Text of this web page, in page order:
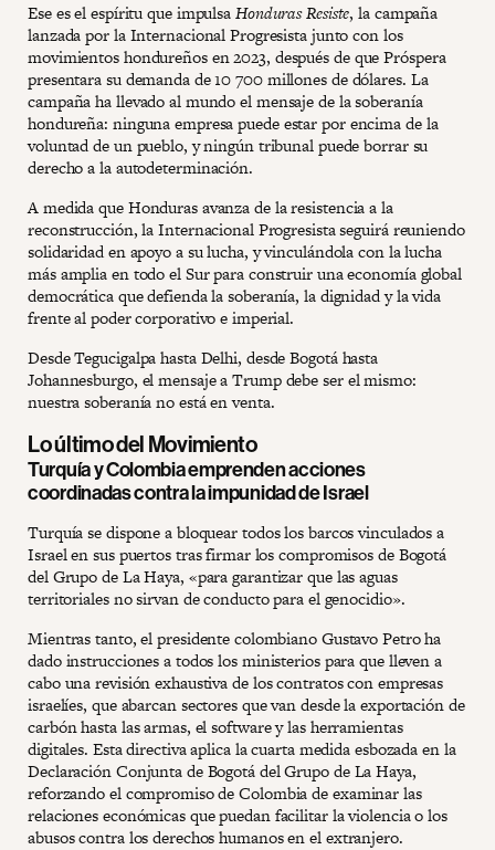
Ese es el espíritu que impulsaHonduras Resiste, la campaña
lanzada por la Internacional Progresista junto con los
movimientos hondureños en 2023, después de que Próspera
presentara su demanda de 10 700 millones de dólares. La
campaña ha llevado al mundo el mensaje de la soberanía
hondureña: ninguna empresa puede estar por encima de la
voluntad de un pueblo, y ningún tribunal puede borrar su
derecho a la autodeterminación.
A medida que Honduras avanza de la resistencia a la
reconstrucción, la Internacional Progresista seguirá reuniendo
solidaridad en apoyo a su lucha, y vinculándola con la lucha
más amplia en todo el Sur para construir una economía global
democrática que defienda la soberanía, la dignidad y la vida
frente al poder corporativo e imperial.
Desde Tegucigalpa hasta Delhi, desde Bogotá hasta
Johannesburgo, el mensaje a Trump debe ser el mismo:
nuestra soberanía no está en venta.
Lo último del Movimiento
Turquía y Colombia emprenden acciones
coordinadas contra la impunidad de Israel
Turquía se dispone a bloquear todos los barcos vinculados a
Israel en sus puertos tras firmar los compromisos de Bogotá
del Grupo de La Haya, «para garantizar que las aguas
territoriales no sirvan de conducto para el genocidio».
Mientras tanto, el presidente colombiano Gustavo Petro ha
dado instrucciones a todos los ministerios para que lleven a
cabo una revisión exhaustiva de los contratos con empresas
israelíes, que abarcan sectores que van desde la exportación de
carbón hasta las armas, el software y las herramientas
digitales. Esta directiva aplica la cuarta medida esbozada en la
Declaración Conjunta de Bogotá del Grupo de La Haya,
reforzando el compromiso de Colombia de examinar las
relaciones económicas que puedan facilitar la violencia o los
abusos contra los derechos humanos en el extranjero.